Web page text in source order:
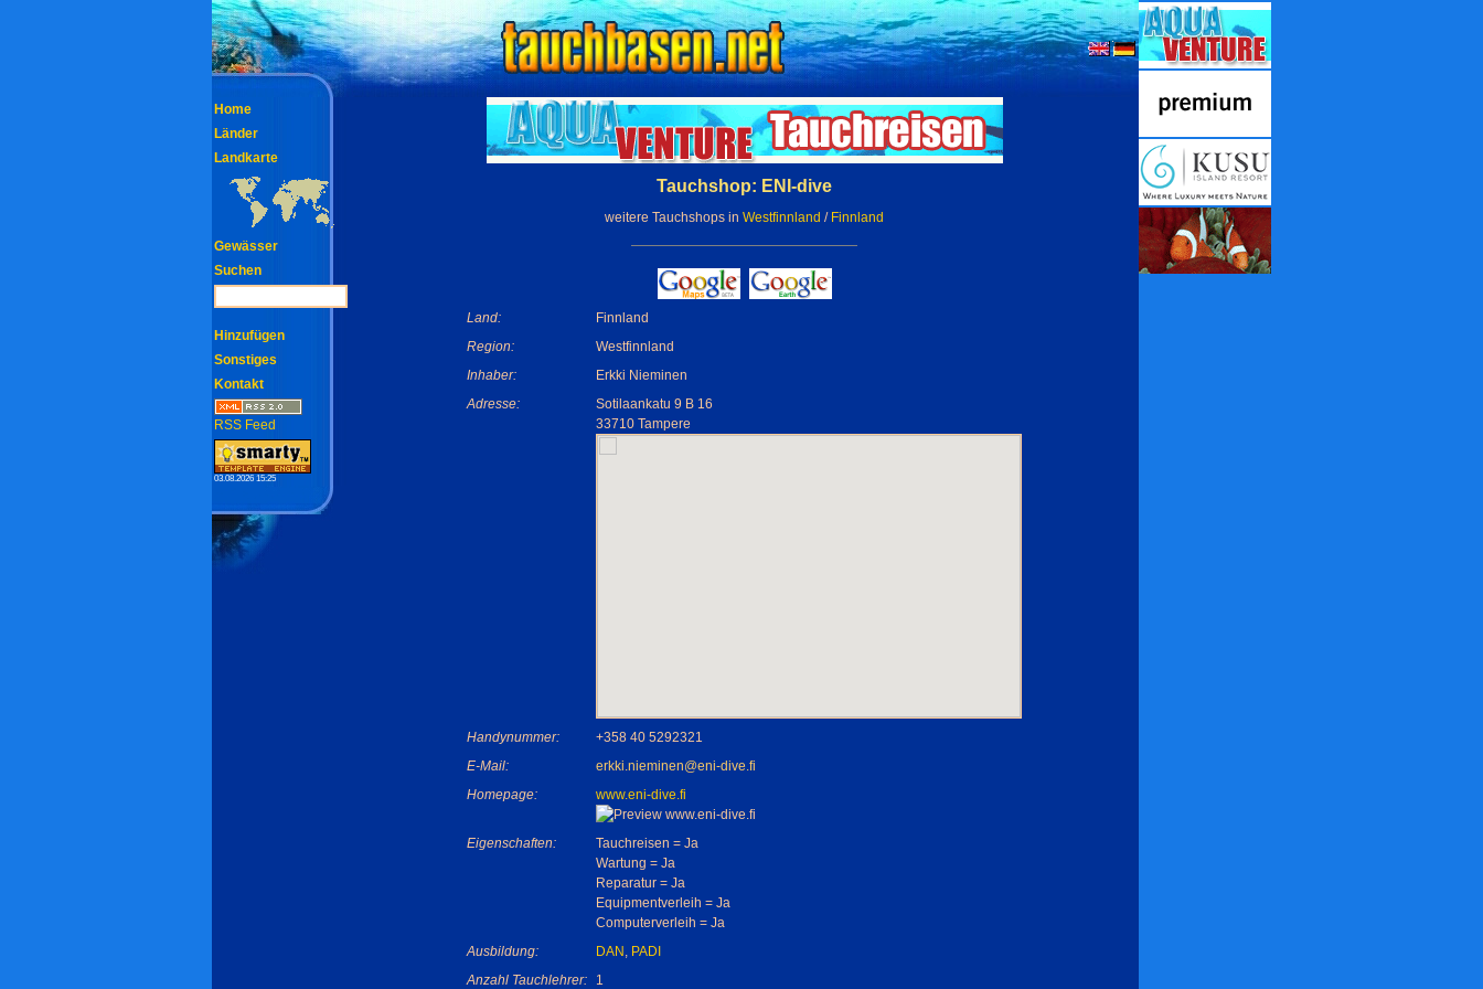
Tauchshop: ENI-dive
weitere Tauchshops in Westfinnland / Finnland
Land:
Finnland
Region:
Westfinnland
Inhaber:
Erkki Nieminen
Adresse:
Sotilaankatu 9 B 16
33710 Tampere
Handynummer:
+358 40 5292321
E-Mail:
erkki.nieminen@eni-dive.fi
Homepage:
www.eni-dive.fi
Eigenschaften:
Tauchreisen = Ja
Wartung = Ja
Reparatur = Ja
Equipmentverleih = Ja
Computerverleih = Ja
Ausbildung:
DAN , PADI
Anzahl Tauchlehrer:
1
Home
Länder
Landkarte
Gewässer
Suchen
Hinzufügen
Sonstiges
Kontakt
RSS Feed
03.08.2026 15:25